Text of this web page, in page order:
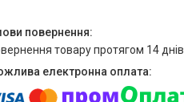
товару протягом 14 днів